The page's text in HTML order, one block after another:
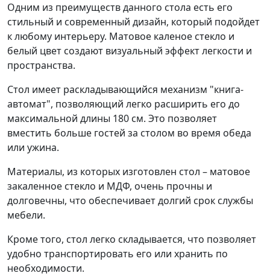
Одним из преимуществ данного стола есть его
стильный и современный дизайн, который подойдет
к любому интерьеру. Матовое каленое стекло и
белый цвет создают визуальный эффект легкости и
пространства.
Стол имеет раскладывающийся механизм "книга-
автомат", позволяющий легко расширить его до
максимальной длины 180 см. Это позволяет
вместить больше гостей за столом во время обеда
или ужина.
Материалы, из которых изготовлен стол – матовое
закаленное стекло и МДФ, очень прочны и
долговечны, что обеспечивает долгий срок службы
мебели.
Кроме того, стол легко складывается, что позволяет
удобно транспортировать его или хранить по
необходимости.